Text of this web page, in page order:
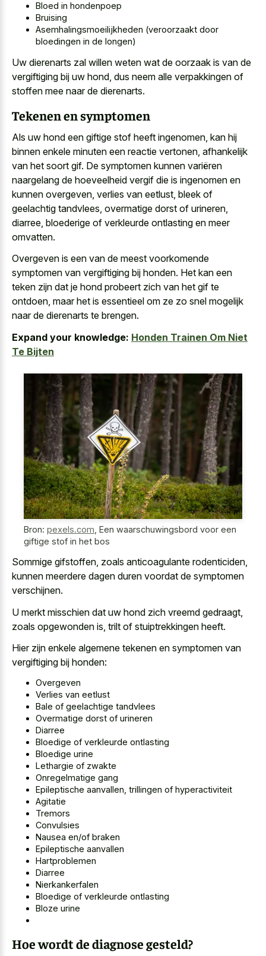
Bloed in hondenpoep
Bruising
Asemhalingsmoeilijkheden (veroorzaakt door
bloedingen in de longen)
Uw dierenarts zal willen weten wat de oorzaak is van de
vergiftiging bij uw hond, dus neem alle verpakkingen of
stoffen mee naar de dierenarts.
Tekenen en symptomen
Als uw hond een giftige stof heeft ingenomen, kan hij
binnen enkele minuten een reactie vertonen, afhankelijk
van het soort gif. De symptomen kunnen variëren
naargelang de hoeveelheid vergif die is ingenomen en
kunnen overgeven, verlies van eetlust, bleek of
geelachtig tandvlees, overmatige dorst of urineren,
diarree, bloederige of verkleurde ontlasting en meer
omvatten.
Overgeven is een van de meest voorkomende
symptomen van vergiftiging bij honden. Het kan een
teken zijn dat je hond probeert zich van het gif te
ontdoen, maar het is essentieel om ze zo snel mogelijk
naar de dierenarts te brengen.
Expand your knowledge: Honden Trainen Om Niet
Te Bijten
Bron: pexels.com Een waarschuwingsbord voor een
giftige stof in het bos
Sommige gifstoffen, zoals anticoagulante rodenticiden,
kunnen meerdere dagen duren voordat de symptomen
verschijnen.
U merkt misschien dat uw hond zich vreemd gedraagt,
zoals opgewonden is, trilt of stuiptrekkingen heeft.
Hier zijn enkele algemene tekenen en symptomen van
vergiftiging bij honden:
Overgeven
Verlies van eetlust
Bale of geelachtige tandvlees
Overmatige dorst of urineren
Diarree
Bloedige of verkleurde ontlasting
Bloedige urine
Lethargie of zwakte
Onregelmatige gang
Epileptische aanvallen, trillingen of hyperactiviteit
Agitatie
Tremors
Convulsies
Nausea en/of braken
Epileptische aanvallen
Hartproblemen
Diarree
Nierkankerfalen
Bloedige of verkleurde ontlasting
Bloze urine
Hoe wordt de diagnose gesteld?